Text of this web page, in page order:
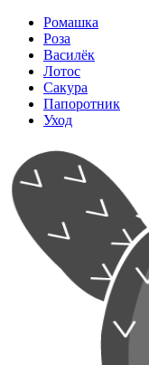
Ромашка
Роза
Василёк
Лотос
Сакура
Папоротник
Уход